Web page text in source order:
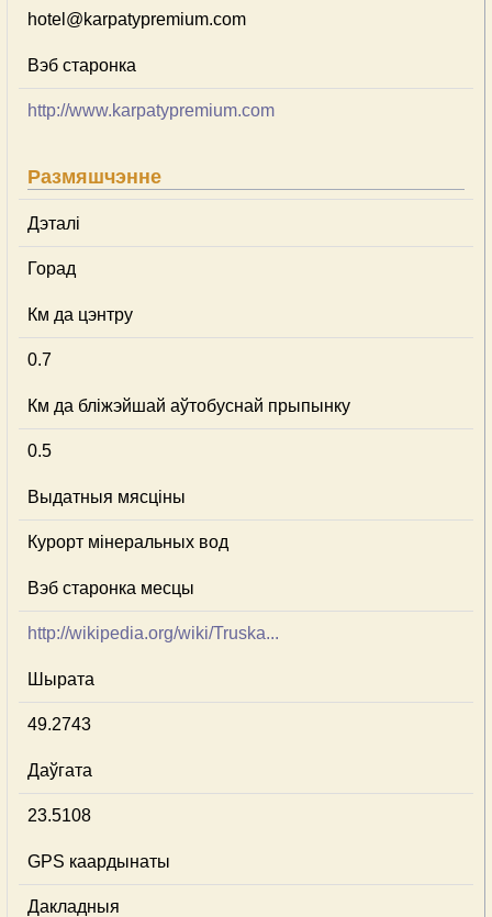
hotel@karpatypremium.com
Вэб старонка
http://www.karpatypremium.com
Размяшчэнне
Дэталі
Горад
Км да цэнтру
0.7
Км да бліжэйшай аўтобуснай прыпынку
0.5
Выдатныя мясціны
Курорт мінеральных вод
Вэб старонка месцы
http://wikipedia.org/wiki/Truska...
Шырата
49.2743
Даўгата
23.5108
GPS каардынаты
Дакладныя